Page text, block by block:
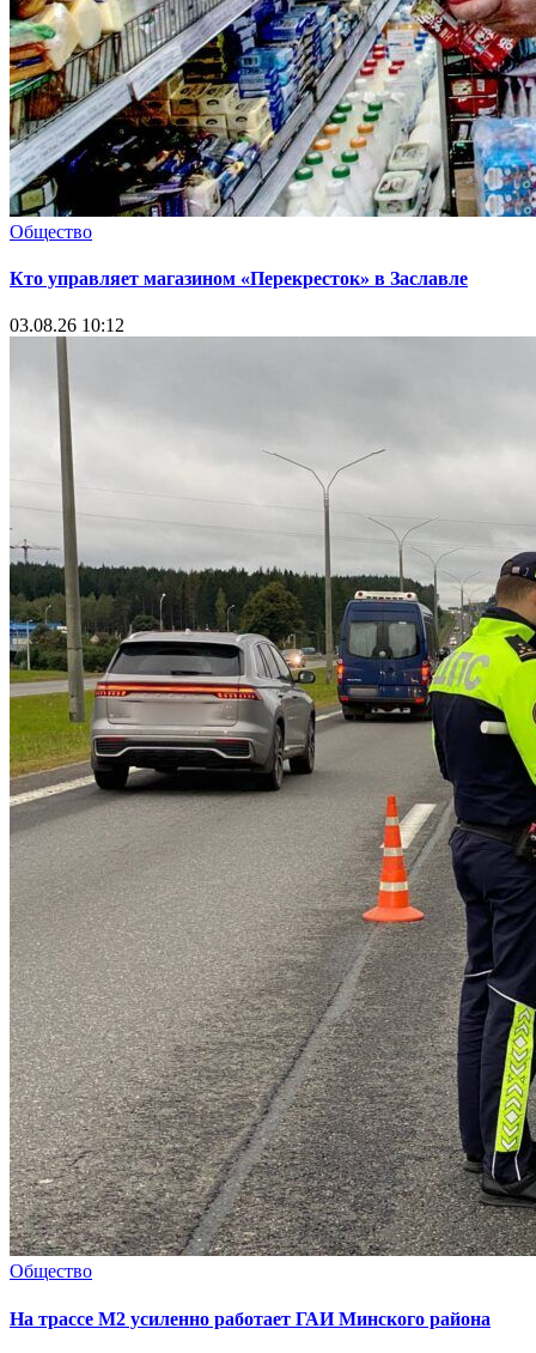
Общество
Кто управляет магазином «Перекресток» в Заславле
03.08.26 10:12
Общество
На трассе М2 усиленно работает ГАИ Минского района